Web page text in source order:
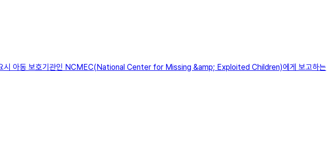
시 아동 보호기관인 NCMEC(National Center for Missing &amp; Exploited Children)에게 보고하는